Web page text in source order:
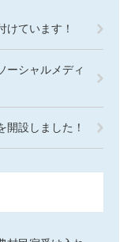
けています！
ーシャルメディ
開設しました！